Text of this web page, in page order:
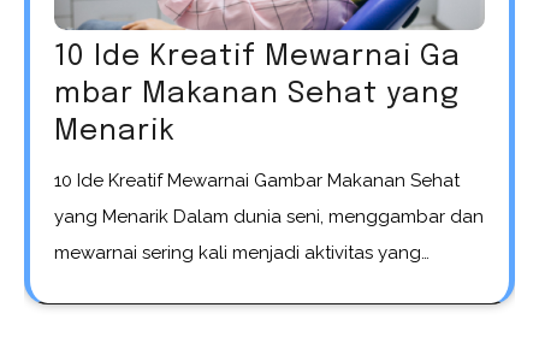
10 Ide Kreatif Mewarnai Ga
mbar Makanan Sehat yang
Menarik
10 Ide Kreatif Mewarnai Gambar Makanan Sehat
yang Menarik Dalam dunia seni, menggambar dan
mewarnai sering kali menjadi aktivitas yang…